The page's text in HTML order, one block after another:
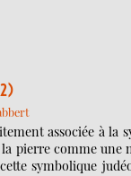
associée à la
pierre comme une
symbolique